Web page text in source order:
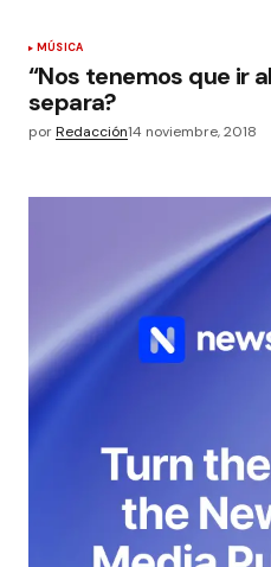
MÚSICA
“Nos tenemos que ir
separa?
porRedacción14 noviembre, 2018